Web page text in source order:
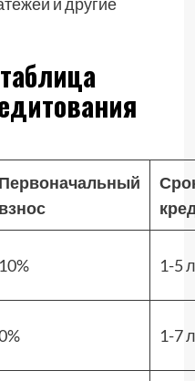
Первоначальный
взнос
10% 1-5
1-7